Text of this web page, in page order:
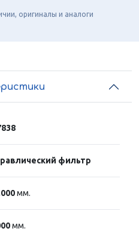
оригиналы и аналоги
фильтр
мм.
мм.